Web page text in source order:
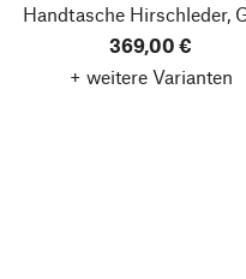
Handtasche Hirschleder,
369,00 €
+ weitere Varianten